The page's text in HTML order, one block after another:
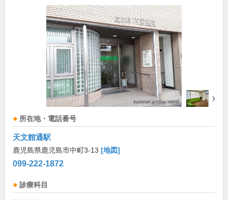
所在地・電話番号
天文館通駅
鹿児島県鹿児島市中町3-13 [地図]
099-222-1872
診療科目